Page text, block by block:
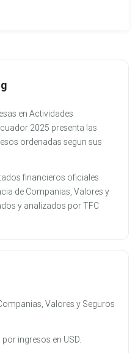
en Actividades
2025 presenta las
ordenadas segun sus
financieros oficiales
de Companias, Valores y
y analizados por TFC
Valores y Seguros
ingresos en USD.